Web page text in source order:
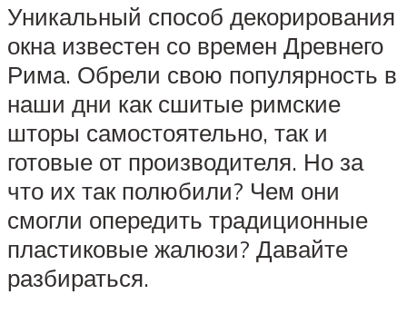
Уникальный способ декорирования
окна известен со времен Древнего
Рима. Обрели свою популярность в
наши дни как сшитые римские
шторы самостоятельно, так и
готовые от производителя. Но за
что их так полюбили? Чем они
смогли опередить традиционные
пластиковые жалюзи? Давайте
разбираться.